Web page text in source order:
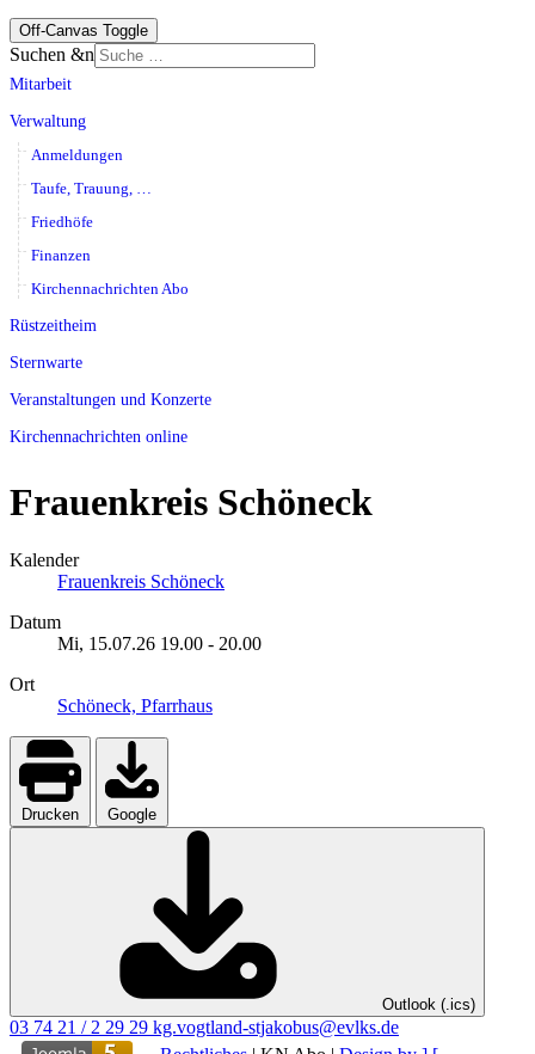
Off-Canvas Toggle
Suchen &n
Mitarbeit
Verwaltung
Anmeldungen
Taufe, Trauung, …
Friedhöfe
Finanzen
Kirchennachrichten Abo
Rüstzeitheim
Sternwarte
Veranstaltungen und Konzerte
Kirchennachrichten online
Frauenkreis Schöneck
Kalender
Frauenkreis Schöneck
Datum
Mi, 15.07.26 19.00 - 20.00
Ort
Schöneck, Pfarrhaus
Drucken Google
Outlook (.ics)
03 74 21 / 2 29 29 kg.vogtland-stjakobus@evlks.de